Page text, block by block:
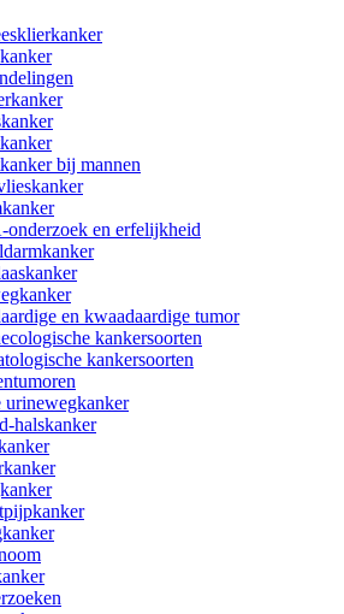
bij mannen
en erfelijkheid
en kwaadaardige tumor
kankersoorten
kankersoorten
urinewegkanker
halskanker